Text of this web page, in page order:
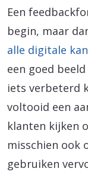
Een
begin, maar
alle digitale
een goed
iets verbeterd
voltooid een
klanten kijken
misschien ook
gebruiken